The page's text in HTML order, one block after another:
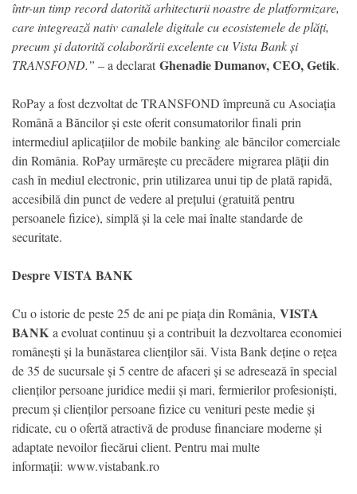
într-un timp record datorită arhitecturii noastre de platformizare,
care integrează nativ canalele digitale cu ecosistemele de plăți,
precum și datorită colaborării excelente cu Vista Bank și
TRANSFOND.” – a declarat Ghenadie Dumanov, CEO, Getik.
RoPay a fost dezvoltat de TRANSFOND împreună cu Asociația
Română a Băncilor și este oferit consumatorilor finali prin
intermediul aplicațiilor de mobile banking ale băncilor comerciale
din România. RoPay urmărește cu precădere migrarea plății din
cash în mediul electronic, prin utilizarea unui tip de plată rapidă,
accesibilă din punct de vedere al prețului (gratuită pentru
persoanele fizice), simplă și la cele mai înalte standarde de
securitate.
Despre VISTA BANK
Cu o istorie de peste 25 de ani pe piața din România, VISTA
BANK a evoluat continuu și a contribuit la dezvoltarea economiei
românești și la bunăstarea clienților săi. Vista Bank deține o rețea
de 35 de sucursale și 5 centre de afaceri și se adresează în special
clienților persoane juridice medii și mari, fermierilor profesioniști,
precum și clienților persoane fizice cu venituri peste medie și
ridicate, cu o ofertă atractivă de produse financiare moderne și
adaptate nevoilor fiecărui client. Pentru mai multe
informații: www.vistabank.ro